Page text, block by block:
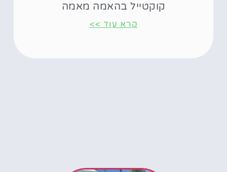
קוקטייל בהאמה מאמה
קרא עוד >>